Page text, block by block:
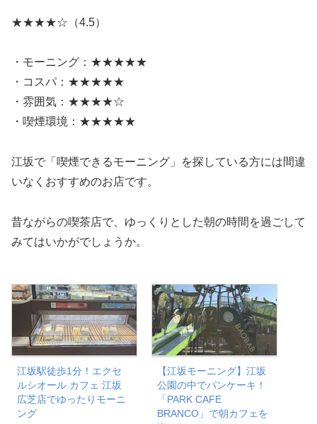
★★★★☆（4.5）
・モーニング：★★★★★
・コスパ：★★★★★
・雰囲気：★★★★☆
・喫煙環境：★★★★★
江坂で「喫煙できるモーニング」を探している方には間違
いなくおすすめのお店です。
昔ながらの喫茶店で、ゆっくりとした朝の時間を過ごして
みてはいかがでしょうか。
江坂駅徒歩1分！エクセ
ルシオール カフェ 江坂
広芝店でゆったりモーニ
ング
【江坂モーニング】江坂
公園の中でパンケーキ！
「PARK CAFE
BRANCO」で朝カフェを